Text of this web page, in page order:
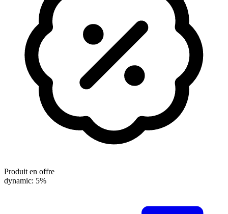
Produit en offre
dynamic: 5%